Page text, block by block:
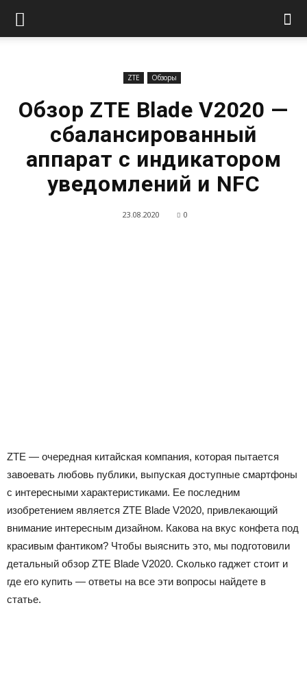
ZTE Обзоры
Обзор ZTE Blade V2020 —
сбалансированный
аппарат с индикатором
уведомлений и NFC
23.08.2020 0
ZTE — очередная китайская компания, которая пытается
завоевать любовь публики, выпуская доступные смартфоны
с интересными характеристиками. Ее последним
изобретением является ZTE Blade V2020, привлекающий
внимание интересным дизайном. Какова на вкус конфета под
красивым фантиком? Чтобы выяснить это, мы подготовили
детальный обзор ZTE Blade V2020. Сколько гаджет стоит и
где его купить — ответы на все эти вопросы найдете в
статье.